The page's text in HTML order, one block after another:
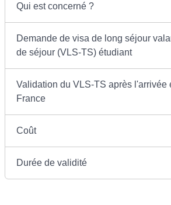
Qui est concerné ?
Demande de visa de long séjour
de séjour (VLS-TS) étudiant
Validation du VLS-TS après l'arrivée
France
Coût
Durée de validité